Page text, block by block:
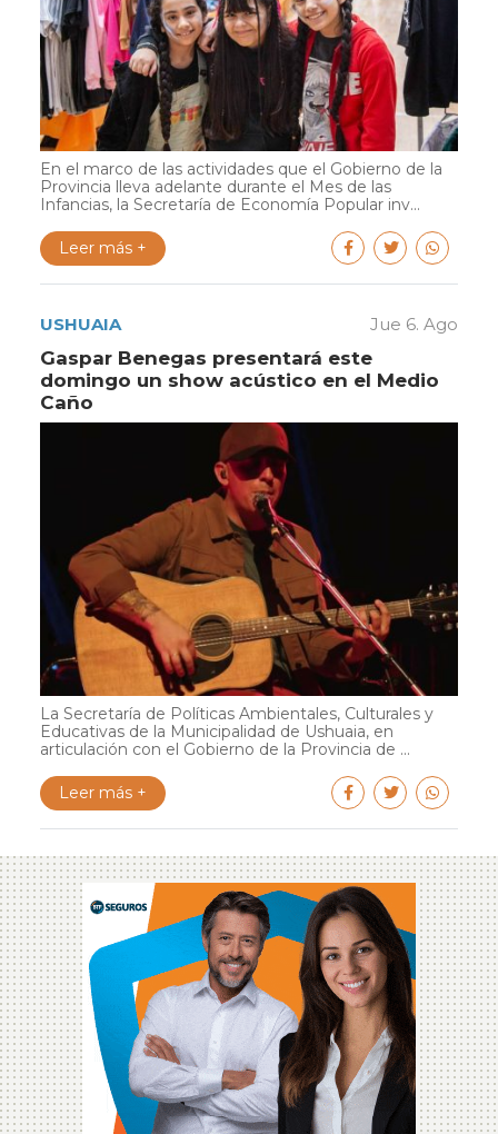
En el marco de las actividades que el Gobierno de la
Provincia lleva adelante durante el Mes de las
Infancias, la Secretaría de Economía Popular inv...
Leer más +
USHUAIA Jue 6. Ago
Gaspar Benegas presentará este
domingo un show acústico en el Medio
Caño
La Secretaría de Políticas Ambientales, Culturales y
Educativas de la Municipalidad de Ushuaia, en
articulación con el Gobierno de la Provincia de ...
Leer más +